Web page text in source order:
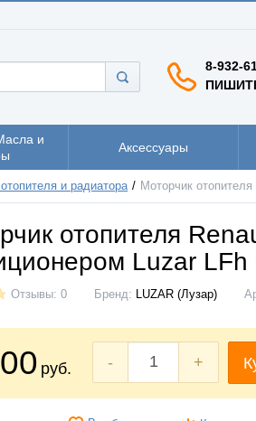
8-932-
и
Аксессуары
и радиатора Моторчик
отопителя
Luzar LFh
Отзывы: 0 Бренд: LUZAR (Лузар)
руб. - +